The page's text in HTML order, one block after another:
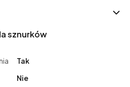
sznurków
Tak
Nie